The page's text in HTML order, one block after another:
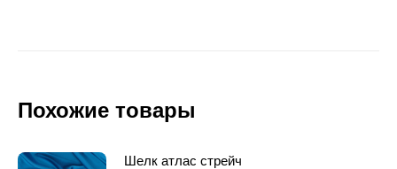
Похожие товары
Шелк атлас стрейч